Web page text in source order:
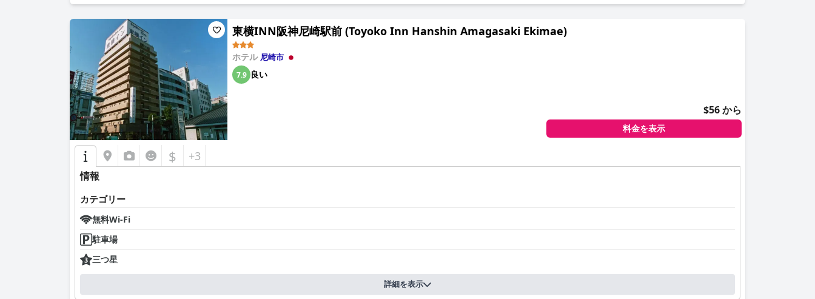
このホテルはラブホテルとして運営されており、特定のタイプのゲストに適したユニークな機能を提供していることを認識することが重要です。オープンウィンドウのある
庭園などのアメニティを評価するゲストもいますが、そのデザインは客室への自由な出入りを制限しています。電気コンセントの不足や朝食の注文ミスなどの小さな問題が
指摘されましたが、全体的な満足度には大きな影響を与えませんでした。
全体として、「ホテル パパノエール 尼崎 (ホテル 尼乃美楽 尼崎)
ルのコンセプトに慣れている人にとって好ましい選択肢となっています。
東横INN阪神尼崎駅前 (Toyoko Inn Hanshin Amagasaki Ekimae)
ホテル 尼崎市
7.9 良い
$56 から
料金を表示
$ +3
情報
カテゴリー
無料Wi-Fi
駐車場
三つ星
詳細を表示